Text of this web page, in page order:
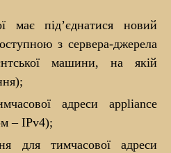
має під’єднатися новий
з сервера-джерела
машини, на якій
адреси appliance
– IPv4);
для тимчасової адреси